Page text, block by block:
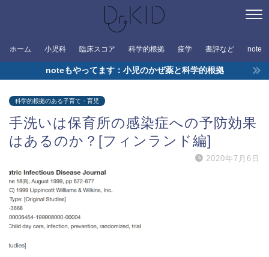
ホーム 小児科 臨床スコア 科学的根拠 疫学 書評など note
noteもやってます：小児のかぜ薬と科学的根拠
科学的根拠のある子育て・育児
手洗いは保育所の感染症への予防効果
はあるのか？[フィンランド編]
2020年7月6日